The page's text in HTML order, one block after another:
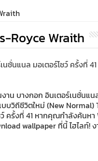
Royce Wraith
ชั่นแนล มอเตอร์โชว์ ครั้งที่ 41
งาน บางกอก อินเตอร์เนชั่นแ
วิถีชีวิตใหม่ (New Normal)
ครั้งที่ 41 หากคุณกำลังค้นหา
wallpaper ที่นี้ ไฮไลท์!